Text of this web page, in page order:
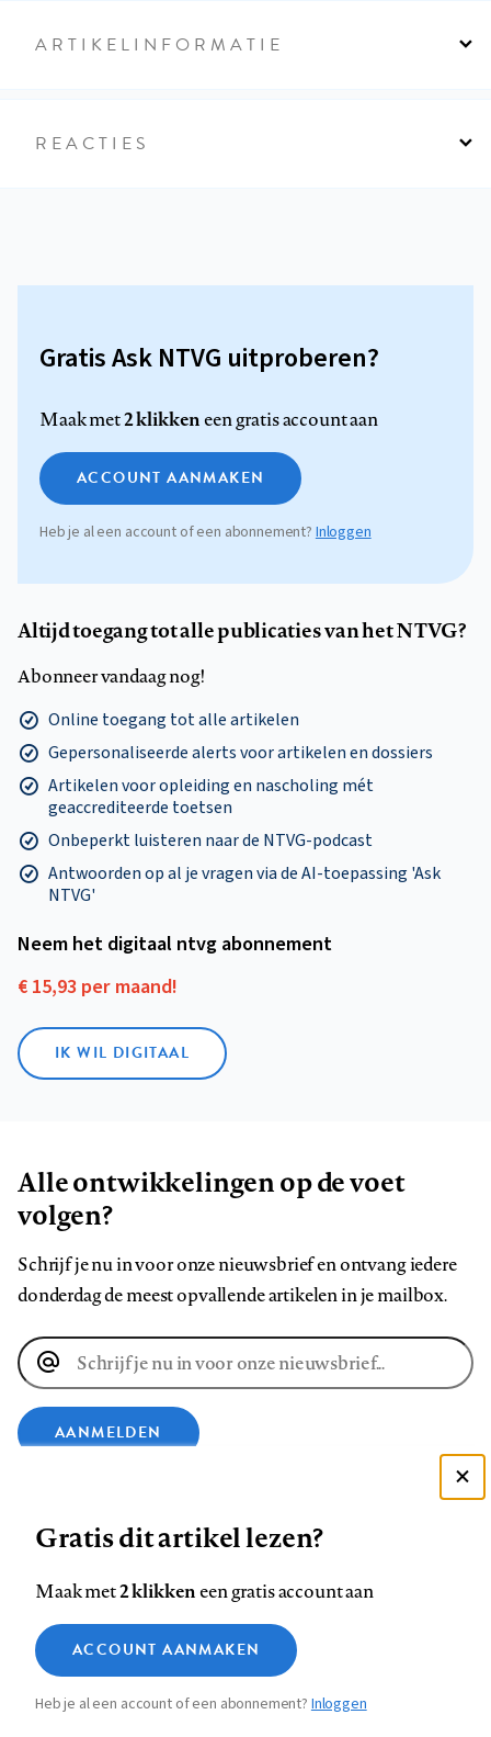
ARTIKELINFORMATIE
REACTIES
Gratis Ask NTVG uitproberen?
Maak met2 klikkeneen gratis account aan
ACCOUNT AANMAKEN
Heb je al een account of een abonnement?Inloggen
Altijd toegang tot alle publicaties van het NTVG?
Abonneer vandaag nog!
Online toegang tot alle artikelen
Gepersonaliseerde alerts voor artikelen en dossiers
Artikelen voor opleiding en nascholing mét
geaccrediteerde toetsen
Onbeperkt luisteren naar de NTVG-podcast
Antwoorden op al je vragen via de AI-toepassing 'Ask
NTVG'
Neem het digitaal ntvg abonnement
€ 15,93 per maand!
IK WIL DIGITAAL
Alle ontwikkelingen op de voet
volgen?
Schrijf je nu in voor onze nieuwsbrief en ontvang iedere
donderdag de meest opvallende artikelen in je mailbox.
E-
mailadres
AANMELDEN
op
Facebook
op
LinkedIn
op
Bluesky
ons
op
InstagramYouTube
Footer
Contact Colofon Disclaimer Privacy
Medische vragen verdienen
betrouwbare antwoorden
Zie onze cookie policy
Analytische cookies
Marketing cookies
Gratis dit artikel lezen?
Maak met2 klikkeneen gratis account aan
ACCOUNT AANMAKEN
Heb je al een account of een abonnement?Inloggen